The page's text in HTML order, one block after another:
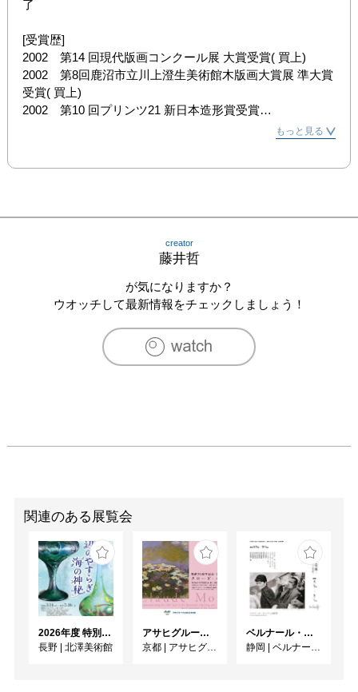
了
[受賞歴]
2002　第14 回現代版画コンクール展 大賞受賞( 買上)
2002　第8回鹿沼市立川上澄生美術館木版画大賞展 準大賞
受賞( 買上)
2002　第10 回プリンツ21 新日本造形賞受賞
2003　第39 回 神奈川県美術展 はまぎん財団賞受賞( 買上)
2000　第68 回版画展( 上野)
2002　第8回鹿沼市立川上澄夫美術館木版画大賞展( 栃木)
2002　10 回プリンツ21( 東京)
2002　第5回高知国際版画トリエンナーレ展( 高知)
2002　THE 12TH SPACE INTERNATIONAL PRINT
2002　第15 回現代日本絵画展 宇部ビエンナーレ ( 山口)
2003　第39 回 神奈川県美術展( 横浜)
2007　鹿沼市立川上澄夫美術館木版画大賞展( 栃木)
2009　m.t.p 展( 銀座、ギャラリー青羅)
2010　m.t.p 展( 銀座、ギャラリー青羅)
2011　m.t.p 展( 銀座、ギャラリー青羅)
2012　m.t.p 展( 銀座、ギャラリー青羅)
2013 　きのう、きょう、あした展( 神奈川、うめのえ画
[企画展]
もっと見る
creator
藤井哲
が気になりますか？
ウオッチして最新情報をチェックしましょう！
関連のある展覧会
2026年度 特別展「ガレとドーム、アール･ヌーヴォーのガラス 水辺のやすらぎ、海の神秘」
長野 | 北澤美術館
アサヒグループ大山崎山荘美術館 開館30周年記念展「没後100年 クロード・モネ」
京都 | アサヒグループ大山崎山荘美術館
ベルナール・ビュフェと写真 ーカメラがとらえたビュフェとその時代、そして21 世紀へ
静岡 | ベルナール・ビュフェ美術館